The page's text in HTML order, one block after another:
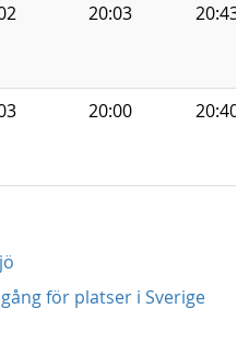
20:03 20:43
20:00 20:40
för platser i Sverige